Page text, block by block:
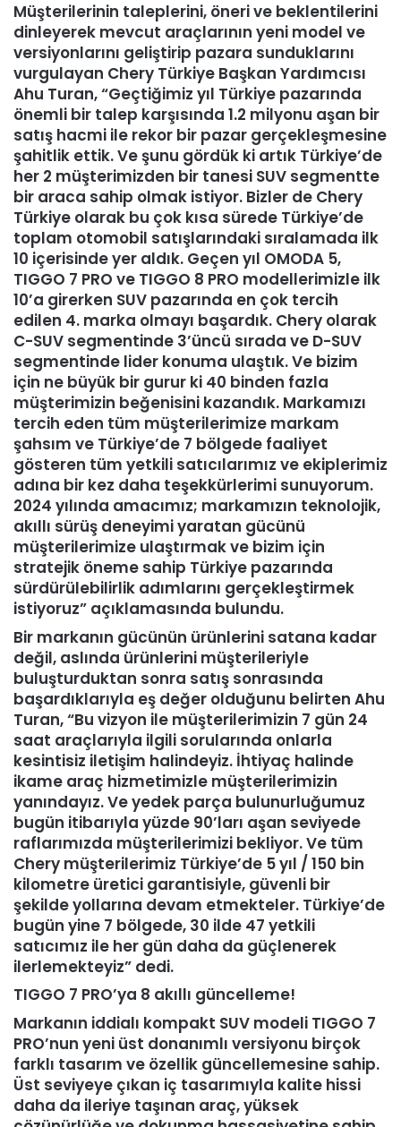
Müşterilerinin taleplerini, öneri ve beklentilerini
dinleyerek mevcut araçlarının yeni model ve
versiyonlarını geliştirip pazara sunduklarını
vurgulayan Chery Türkiye Başkan Yardımcısı
Ahu Turan, “Geçtiğimiz yıl Türkiye pazarında
önemli bir talep karşısında 1.2 milyonu aşan bir
satış hacmi ile rekor bir pazar gerçekleşmesine
şahitlik ettik. Ve şunu gördük ki artık Türkiye’de
her 2 müşterimizden bir tanesi SUV segmentte
bir araca sahip olmak istiyor. Bizler de Chery
Türkiye olarak bu çok kısa sürede Türkiye’de
toplam otomobil satışlarındaki sıralamada ilk
10 içerisinde yer aldık. Geçen yıl OMODA 5,
TIGGO 7 PRO ve TIGGO 8 PRO modellerimizle ilk
10’a girerken SUV pazarında en çok tercih
edilen 4. marka olmayı başardık. Chery olarak
C-SUV segmentinde 3’üncü sırada ve D-SUV
segmentinde lider konuma ulaştık. Ve bizim
için ne büyük bir gurur ki 40 binden fazla
müşterimizin beğenisini kazandık. Markamızı
tercih eden tüm müşterilerimize markam
şahsım ve Türkiye’de 7 bölgede faaliyet
gösteren tüm yetkili satıcılarımız ve ekiplerimiz
adına bir kez daha teşekkürlerimi sunuyorum.
2024 yılında amacımız; markamızın teknolojik,
akıllı sürüş deneyimi yaratan gücünü
müşterilerimize ulaştırmak ve bizim için
stratejik öneme sahip Türkiye pazarında
sürdürülebilirlik adımlarını gerçekleştirmek
istiyoruz” açıklamasında bulundu.
Bir markanın gücünün ürünlerini satana kadar
değil, aslında ürünlerini müşterileriyle
buluşturduktan sonra satış sonrasında
başardıklarıyla eş değer olduğunu belirten Ahu
Turan, “Bu vizyon ile müşterilerimizin 7 gün 24
saat araçlarıyla ilgili sorularında onlarla
kesintisiz iletişim halindeyiz. İhtiyaç halinde
ikame araç hizmetimizle müşterilerimizin
yanındayız. Ve yedek parça bulunurluğumuz
bugün itibarıyla yüzde 90’ları aşan seviyede
raflarımızda müşterilerimizi bekliyor. Ve tüm
Chery müşterilerimiz Türkiye’de 5 yıl / 150 bin
kilometre üretici garantisiyle, güvenli bir
şekilde yollarına devam etmekteler. Türkiye’de
bugün yine 7 bölgede, 30 ilde 47 yetkili
satıcımız ile her gün daha da güçlenerek
ilerlemekteyiz” dedi.
TIGGO 7 PRO’ya 8 akıllı güncelleme!
Markanın iddialı kompakt SUV modeli TIGGO 7
PRO’nun yeni üst donanımlı versiyonu birçok
farklı tasarım ve özellik güncellemesine sahip.
Üst seviyeye çıkan iç tasarımıyla kalite hissi
daha da ileriye taşınan araç, yüksek